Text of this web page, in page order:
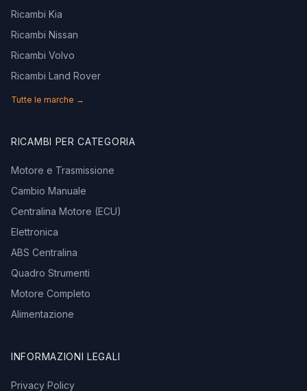
Ricambi Kia
Ricambi Nissan
Ricambi Volvo
Ricambi Land Rover
Tutte le marche →
RICAMBI PER CATEGORIA
Motore e Trasmissione
Cambio Manuale
Centralina Motore (ECU)
Elettronica
ABS Centralina
Quadro Strumenti
Motore Completo
Alimentazione
INFORMAZIONI LEGALI
Privacy Policy